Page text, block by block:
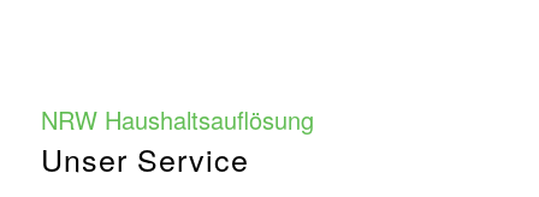
NRW Haushaltsauflösung
Unser Service